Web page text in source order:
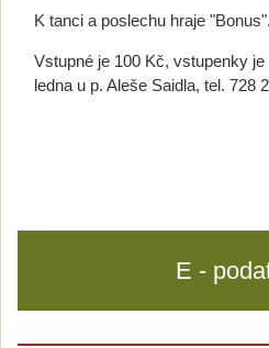
K tanci a poslechu hraje "Bonus".
Vstupné je 100 Kč, vstupenky
ledna u p. Aleše Saidla, tel. 728
E -